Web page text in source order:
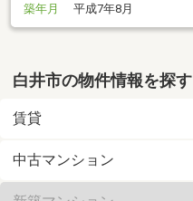
築年月
平成7年8月
白井市の物件情報を探す
賃貸
中古マンション